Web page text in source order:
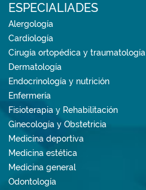
ESPECIALIADES
Alergología
Cardiología
Cirugía ortopédica y traumatología
Dermatología
Endocrinología y nutrición
Enfermería
Fisioterapia y Rehabilitación
Ginecología y Obstetricia
Medicina deportiva
Medicina estética
Medicina general
Odontología